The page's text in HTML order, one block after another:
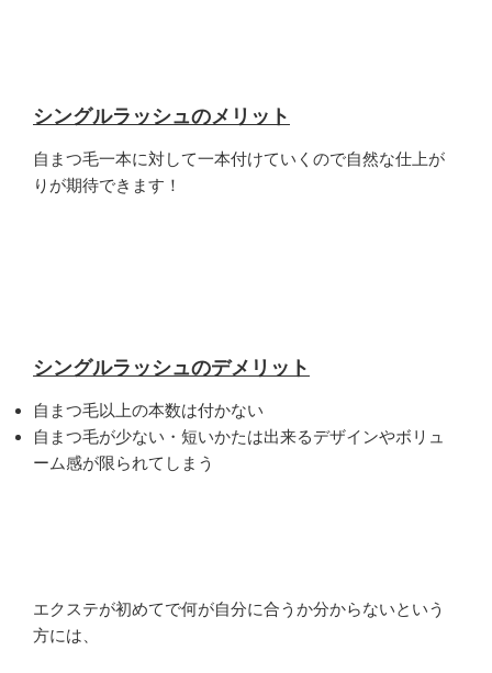
シングルラッシュのメリット
自まつ毛一本に対して一本付けていくので自然な仕上が
りが期待できます！
シングルラッシュのデメリット
自まつ毛以上の本数は付かない
自まつ毛が少ない・短いかたは出来るデザインやボリュ
ーム感が限られてしまう
エクステが初めてで何が自分に合うか分からないという
方には、